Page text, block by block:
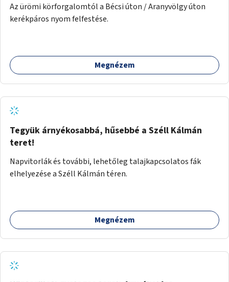
Az ürömi körforgalomtól a Bécsi úton / Aranyvölgy úton
kerékpáros nyom felfestése.
Megnézem
Tegyük árnyékosabbá, hűsebbé a Széll Kálmán
teret!
Napvitorlák és további, lehetőleg talajkapcsolatos fák
elhelyezése a Széll Kálmán téren.
Megnézem